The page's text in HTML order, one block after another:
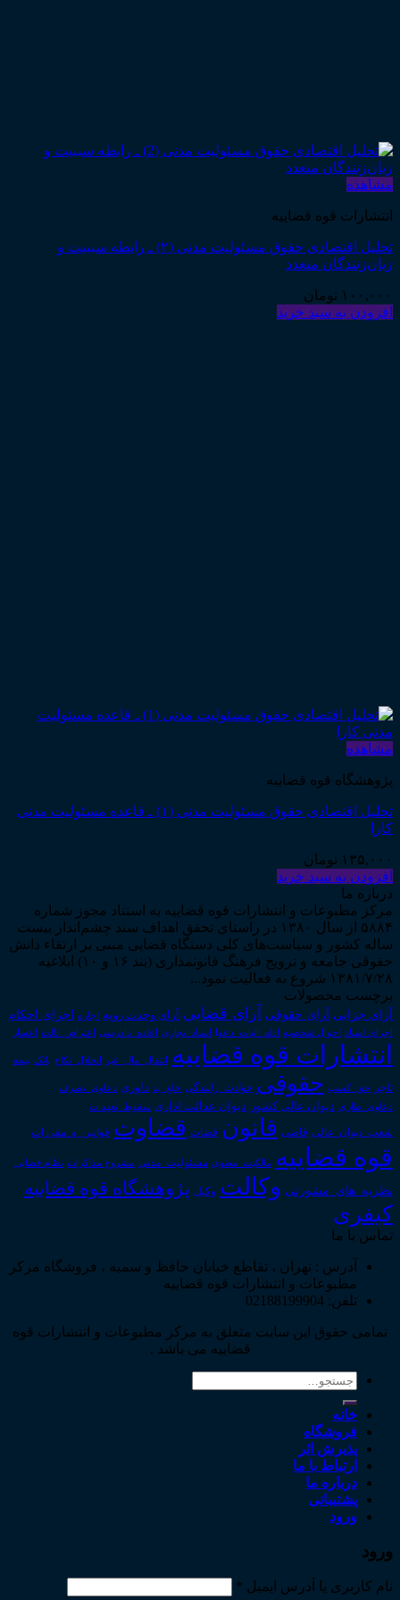
مشاهده
انتشارات قوه قضاییه
تحلیل اقتصادی حقوق مسئولیت مدنی (۲) ـ رابطه سببیت و
زیان‌زنندگان متعدد
۱۰۰,۰۰۰ تومان
افزودن به سبد خرید
مشاهده
پژوهشگاه قوه قضاییه
تحلیل اقتصادی حقوق مسئولیت مدنی (۱) ـ قاعده مسئولیت مدنی
کارا
۱۳۵,۰۰۰ تومان
افزودن به سبد خرید
درباره ما
مرکز مطبوعات و انتشارات قوه قضاییه به استناد مجوز شماره
۵۸۸۴ از سال ۱۳۸۰ در راستای تحقق اهداف سند چشم‌انداز بیست
ساله کشور و سیاست‌های کلی دستگاه قضایی مبنی بر ارتقاء دانش
حقوقی جامعه و ترویج فرهنگ قانونمداری (بند ۱۶ و ۱۰) ابلاغیه
۱۳۸۱/۷/۲۸ شروع به فعالیت نمود...
برچسب محصولات
آرای جزایی آرای حقوقی آرای قضایی آرای وحدت رویه اجاره اجرای احکام
اجرای اسناد احوال شخصیه ادله_اثبات_دعوا اسناد_تجاری اعاده_دادرسی اعتراض_ثالث اعسار
انتشارات قوه قضاییه انتقال_مال_غیر انحلال_نکاح بانک بیمه
تاجر حق_کسب حقوقی حوادث_رانندگی خلع_ید داوری دعاوی_تصرف
دعاوی_طاری دیوان عالی کشور دیوان عدالت اداری سقوط_تعهدات
شعب_دیوان_عالی قاضی قانون قضات قضاوت قوانین_و_مقررات
قوه قضاییه مالکیت_معنوی مسئولیت_مدنی مشروح مذاکرات نظام قضایی
نظریه_های_مشورتی وکالت وکیل پژوهشگاه قوه قضاییه
کیفری
تماس با ما
آدرس : تهران ، تقاطع خیابان حافظ و سمیه ، فروشگاه مرکز
مطبوعات و انتشارات قوه قضاییه
تلفن: 02188199904
تمامی حقوق این سایت متعلق به مرکز مطبوعات و انتشارات قوه
قضاییه می باشد .
جستجو
خانه
فروشگاه
پذیرش اثر
ارتباط با ما
درباره ما
پشتیبانی
ورود
ورود
نام کاربری یا آدرس ایمیل *